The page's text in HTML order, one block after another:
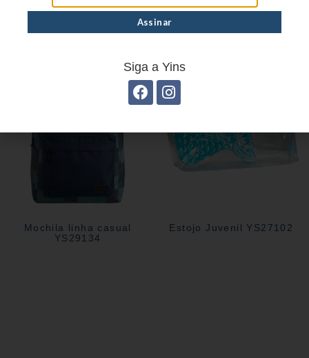
Mochila linha casual
YS29134
Estojo Juvenil YS27102
Siga a Yins